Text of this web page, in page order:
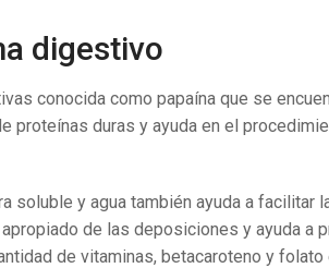
digestivo
conocida como papaína que se
proteínas duras y ayuda en el
soluble y agua también ayuda a facilitar
de las deposiciones y ayuda a
de vitaminas, betacaroteno y folato